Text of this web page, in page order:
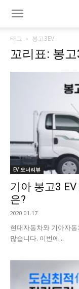
태그 봉고3EV
꼬리표: 봉고
EV 오너리뷰
기아 봉고3
은?
2020.01.17
현대자동차와 기아자
많습니다. 이번에...